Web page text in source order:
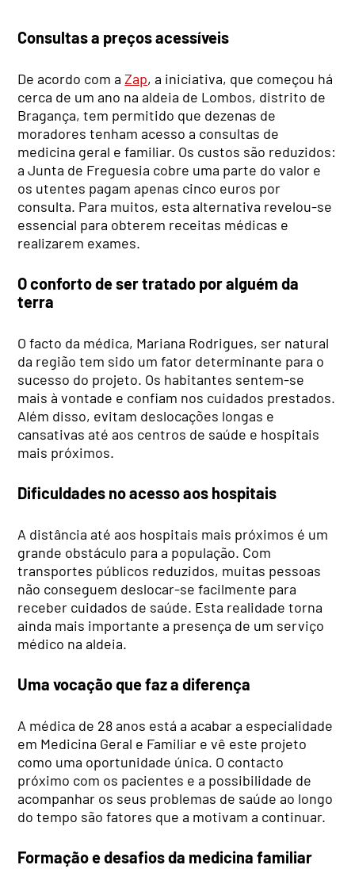
Consultas a preços acessíveis
De acordo com aZap, a iniciativa, que começou há
cerca de um ano na aldeia de Lombos, distrito de
Bragança, tem permitido que dezenas de
moradores tenham acesso a consultas de
medicina geral e familiar. Os custos são reduzidos:
a Junta de Freguesia cobre uma parte do valor e
os utentes pagam apenas cinco euros por
consulta. Para muitos, esta alternativa revelou-se
essencial para obterem receitas médicas e
realizarem exames.
O conforto de ser tratado por alguém da
terra
O facto da médica, Mariana Rodrigues, ser natural
da região tem sido um fator determinante para o
sucesso do projeto. Os habitantes sentem-se
mais à vontade e confiam nos cuidados prestados.
Além disso, evitam deslocações longas e
cansativas até aos centros de saúde e hospitais
mais próximos.
Dificuldades no acesso aos hospitais
A distância até aos hospitais mais próximos é um
grande obstáculo para a população. Com
transportes públicos reduzidos, muitas pessoas
não conseguem deslocar-se facilmente para
receber cuidados de saúde. Esta realidade torna
ainda mais importante a presença de um serviço
médico na aldeia.
Uma vocação que faz a diferença
A médica de 28 anos está a acabar a especialidade
em Medicina Geral e Familiar e vê este projeto
como uma oportunidade única. O contacto
próximo com os pacientes e a possibilidade de
acompanhar os seus problemas de saúde ao longo
do tempo são fatores que a motivam a continuar.
Formação e desafios da medicina familiar